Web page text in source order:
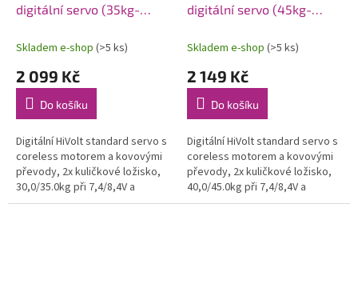
digitální servo (35kg-
Skladem e-shop (>5 ks)
2 099 Kč
Do košíku
Digitální HiVolt standard servo s
coreless motorem a kovovými
převody, 2x kuličkové ložisko,
30,0/35.0kg při 7,4/8,4V a
0,08/0,07s na 7,4/8,4V, váha
digitální servo (45kg-
Skladem e-shop (>5 ks)
2 149 Kč
Do košíku
Digitální HiVolt standard servo s
coreless motorem a kovovými
převody, 2x kuličkové ložisko,
40,0/45.0kg při 7,4/8,4V a
0,11/0,10s na 7,4/8,4V, váha